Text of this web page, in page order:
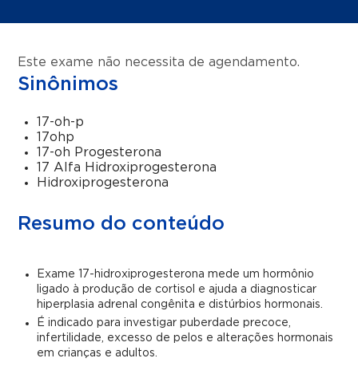
Este exame não necessita de agendamento.
Sinônimos
17-oh-p
17ohp
17-oh Progesterona
17 Alfa Hidroxiprogesterona
Hidroxiprogesterona
Resumo do conteúdo
Exame 17-hidroxiprogesterona mede um hormônio
ligado à produção de cortisol e ajuda a diagnosticar
hiperplasia adrenal congênita e distúrbios hormonais.
É indicado para investigar puberdade precoce,
infertilidade, excesso de pelos e alterações hormonais
em crianças e adultos.